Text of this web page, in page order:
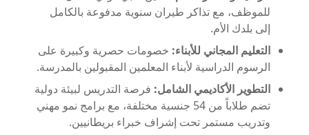
للموظف، مع تذاكر طيران سنوية مدفوعة بالكامل
إلى بلدك الأم.
التعليم المجاني للأبناء: خصومات حصرية وكبيرة على
الرسوم الدراسية لأبناء المعلمين المقبولين بالمدرسة.
التطوير الأكاديمي الشامل: فرصة التدريس لبيئة دولية
تضم طلاباً من 54 جنسية مختلفة، مع برامج نمو مهني
وتدريب مستمر تحت إشراف خبراء بريطانيين.